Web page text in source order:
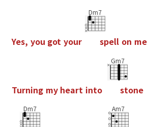
Yes, you got your
Dm7
spell on me
Turning my heart into
Gm7
stone
Dm7 Am7